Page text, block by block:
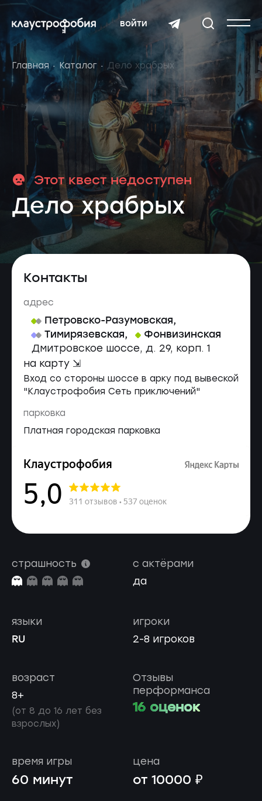
войти
Главная Каталог Дело храбрых
Этот квест недоступен
Дело храбрых
Контакты
адрес
Петровско-Разумовская,
Тимирязевская, Фонвизинская
Дмитровское шоссе, д. 29, корп. 1
на карту ⇲
Вход со стороны шоссе в арку под вывеской
"Клаустрофобия Сеть приключений"
парковка
Платная городская парковка
страшность
с актёрами
да
игроки
2-8 игроков
языки
RU
возраст
8+
(от 8 до 16 лет без
взрослых)
Отзывы
перформанса
16 оценок
время игры
60 минут
цена
от 10000 ₽